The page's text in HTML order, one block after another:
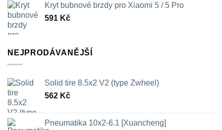
Kryt bubnové brzdy pro Xiaomi 5 / 5 Pro
591 Kč
NEJPRODÁVANĚJŠÍ
Solid tire 8.5x2 V2 (type Zwheel)
562 Kč
Pneumatika 10x2-6.1 [Xuancheng]